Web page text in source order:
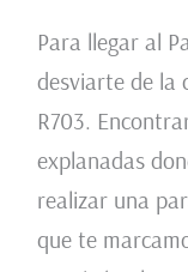
Para llegar al
desviarte de la
R703.
explanadas
realizar una
que te